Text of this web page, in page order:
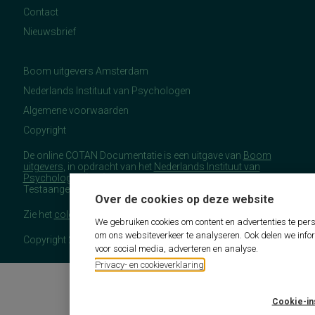
Over de cookies op deze website
We gebruiken cookies om content en advertenties te
om ons websiteverkeer te analyseren. Ook delen we
voor social media, adverteren en analyse.
Privacy- en cookieverklaring
Cookie-
Contact
Nieuwsbrief
Boom uitgevers Amsterdam
Nederlands Instituut van Psychologen
Algemene voorwaarden
Copyright
De online COTAN Documentatie is een uitgave van Boom
uitgevers , in opdracht van het Nederlands Instituut van
Psychologen(NIP), namens de Commissie
Testaangelegenheden Nederland (COTAN).
Zie het colofon
Copyright 2026 - COTAN Documentatie